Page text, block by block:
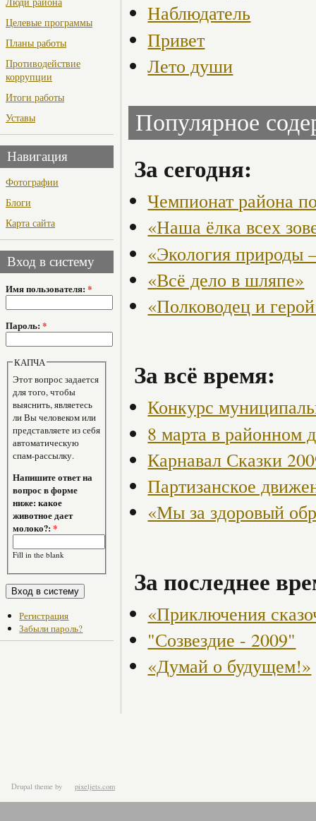
Целевые программы
Планы работы
Противодействие
коррупции
Итоги работы
Уставы
Навигация
Фотографии
Блоги
Карта сайта
Вход в систему
Имя пользователя: *
Пароль: *
КАПЧА
Этот вопрос задается
для того, чтобы
выяснить, являетесь
ли Вы человеком или
представляете из себя
автоматическую
спам-рассылку.
Напишите ответ на
вопрос в форме
ниже: какое
животное дает
молоко?:*
Fill in the blank
Регистрация
Забыли пароль?
Наблюдатель
Привет
Лето души
Популярное
За сегодня:
Чемпионат района
«Наша ёлка всех
«Экология природы
«Всё дело в шляпе»
«Полководец и
За всё время:
Конкурс
8 марта в районном
Карнавал Сказки
Партизанское
«Мы за здоровый
За последнее
«Приключения
"Созвездие - 2009"
«Думай о будущем!»
Drupal theme by pixeljets.com